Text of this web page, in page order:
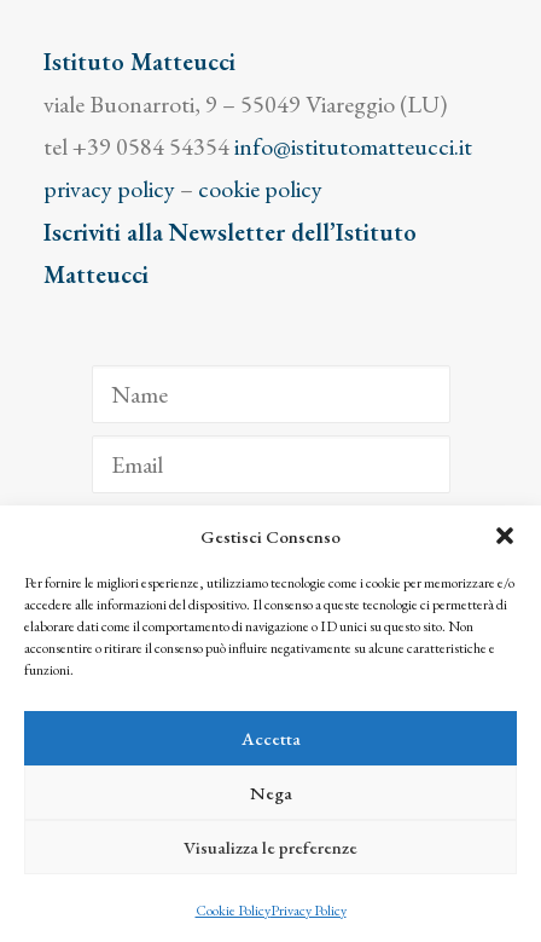
Gestisci Consenso
Per fornire le migliori esperienze, utilizziamo tecnologie come i cookie per memorizzare e/o
accedere alle informazioni del dispositivo. Il consenso a queste tecnologie ci permetterà di
elaborare dati come il comportamento di navigazione o ID unici su questo sito. Non
acconsentire o ritirare il consenso può influire negativamente su alcune caratteristiche e
funzioni.
Accetta
Nega
Visualizza le preferenze
Cookie PolicyPrivacy Policy
Istituto Matteucci
viale Buonarroti, 9 – 55049 Viareggio (LU)
tel +39 0584 54354info@istitutomatteucci.it
privacy policy– cookie policy
Iscriviti alla Newsletter dell’Istituto
Matteucci
ISCRIVITI
Facendo clic per iscriverti, riconosci che le tue informazioni saranno trattate
seguendo la nostra Privacy Policy
© 2025 Istituto Matteucci. All right reserved
l’autorizzazione scritta dei proprietari dei diritti e dell’Istituto Matteucci
credits